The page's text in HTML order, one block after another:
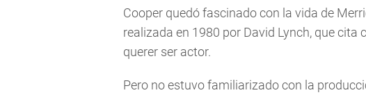
Cooper quedó fascinado con la vida de
realizada en 1980 por David Lynch, que cita
querer ser actor.
Pero no estuvo familiarizado con la